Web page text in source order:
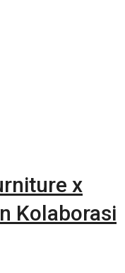
x
Kolaborasi